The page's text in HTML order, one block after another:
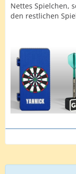
Nettes Spielchen,
den restlichen